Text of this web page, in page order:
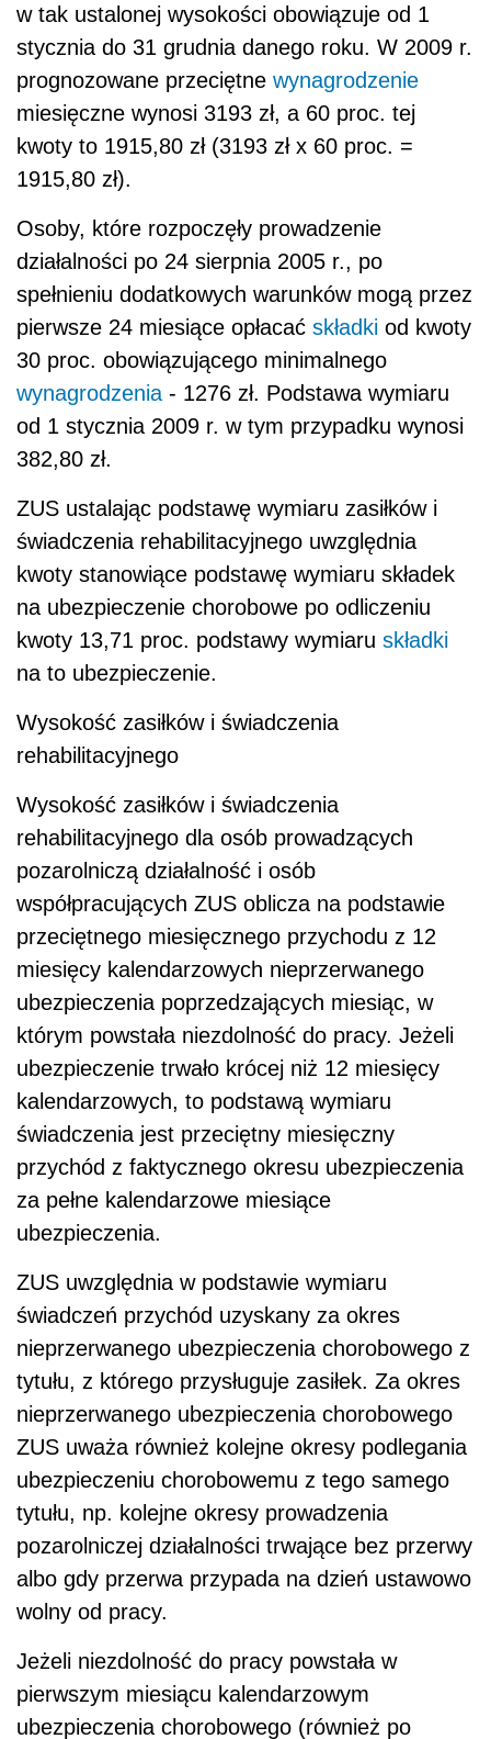
w tak ustalonej wysokości obowiązuje od 1
stycznia do 31 grudnia danego roku. W 2009 r.
prognozowane przeciętne wynagrodzenie
miesięczne wynosi 3193 zł, a 60 proc. tej
kwoty to 1915,80 zł (3193 zł x 60 proc. =
1915,80 zł).
Osoby, które rozpoczęły prowadzenie
działalności po 24 sierpnia 2005 r., po
spełnieniu dodatkowych warunków mogą przez
pierwsze 24 miesiące opłacać składki od kwoty
30 proc. obowiązującego minimalnego
wynagrodzenia - 1276 zł. Podstawa wymiaru
od 1 stycznia 2009 r. w tym przypadku wynosi
382,80 zł.
ZUS ustalając podstawę wymiaru zasiłków i
świadczenia rehabilitacyjnego uwzględnia
kwoty stanowiące podstawę wymiaru składek
na ubezpieczenie chorobowe po odliczeniu
kwoty 13,71 proc. podstawy wymiaru składki
na to ubezpieczenie.
Wysokość zasiłków i świadczenia
rehabilitacyjnego
Wysokość zasiłków i świadczenia
rehabilitacyjnego dla osób prowadzących
pozarolniczą działalność i osób
współpracujących ZUS oblicza na podstawie
przeciętnego miesięcznego przychodu z 12
miesięcy kalendarzowych nieprzerwanego
ubezpieczenia poprzedzających miesiąc, w
którym powstała niezdolność do pracy. Jeżeli
ubezpieczenie trwało krócej niż 12 miesięcy
kalendarzowych, to podstawą wymiaru
świadczenia jest przeciętny miesięczny
przychód z faktycznego okresu ubezpieczenia
za pełne kalendarzowe miesiące
ubezpieczenia.
ZUS uwzględnia w podstawie wymiaru
świadczeń przychód uzyskany za okres
nieprzerwanego ubezpieczenia chorobowego z
tytułu, z którego przysługuje zasiłek. Za okres
nieprzerwanego ubezpieczenia chorobowego
ZUS uważa również kolejne okresy podlegania
ubezpieczeniu chorobowemu z tego samego
tytułu, np. kolejne okresy prowadzenia
pozarolniczej działalności trwające bez przerwy
albo gdy przerwa przypada na dzień ustawowo
wolny od pracy.
Jeżeli niezdolność do pracy powstała w
pierwszym miesiącu kalendarzowym
ubezpieczenia chorobowego (również po